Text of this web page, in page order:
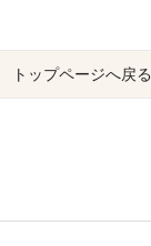
トップページへ戻る